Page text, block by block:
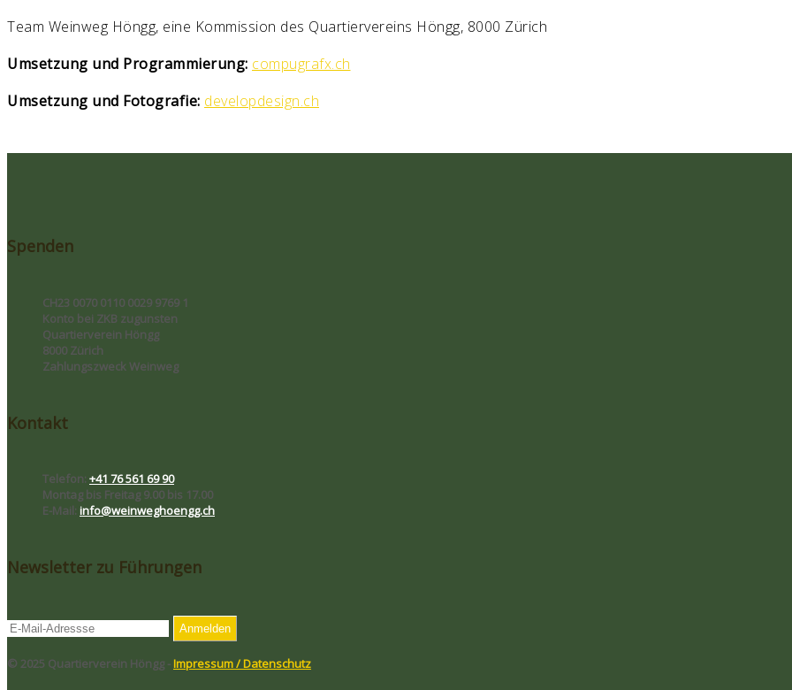
Team Weinweg Höngg, eine Kommission des Quartiervereins Höngg, 8000 Zürich
Umsetzung und Programmierung: compugrafx.ch
Umsetzung und Fotografie: developdesign.ch
Spenden
CH23 0070 0110 0029 9769 1
Konto bei ZKB zugunsten
Quartierverein Höngg
8000 Zürich
Zahlungszweck Weinweg
Kontakt
Telefon: +41 76 561 69 90
Montag bis Freitag 9.00 bis 17.00
E-Mail: info@weinweghoengg.ch
Newsletter zu Führungen
© 2025 Quartierverein Höngg -Impressum / Datenschutz